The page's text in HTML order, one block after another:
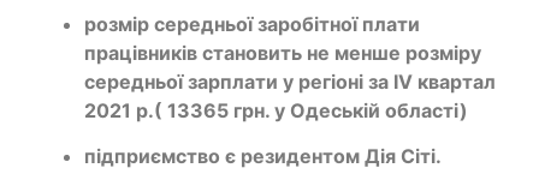
розмір середньої заробітної плати
працівників становить не менше розміру
середньої зарплати у регіоні за IV квартал
2021 р.( 13365 грн. у Одеській області)
підприємство є резидентом Дія Сіті.